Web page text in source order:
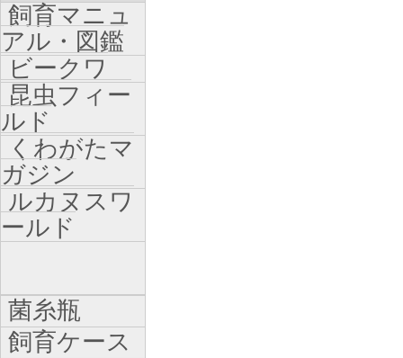
飼育マニュ
アル・図鑑
ビークワ
昆虫フィー
ルド
くわがたマ
ガジン
ルカヌスワ
ールド
菌糸瓶
飼育ケース